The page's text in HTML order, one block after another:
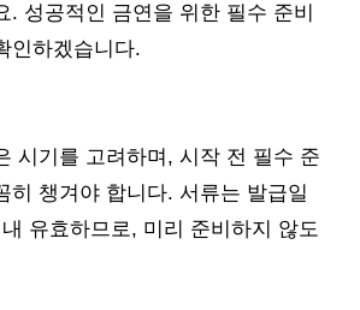
. 성공적인 금연을 위한 필수 준비
인하겠습니다.
시기를 고려하며, 시작 전 필수 준
히 챙겨야 합니다. 서류는 발급일
유효하므로, 미리 준비하지 않도